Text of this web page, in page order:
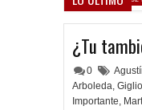
¿Tu
0
Arboleda,
Importante,